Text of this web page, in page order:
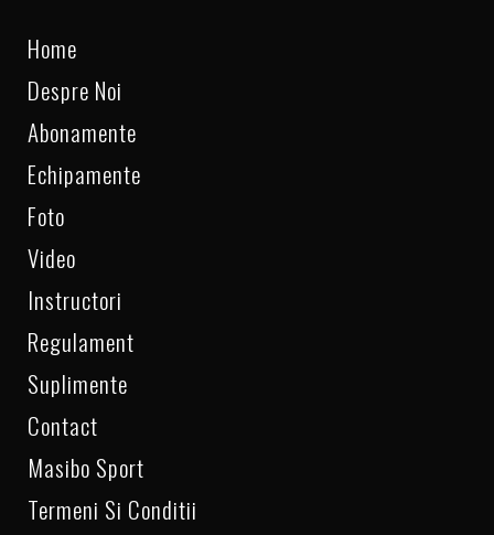
Home
Despre Noi
Abonamente
Echipamente
Foto
Video
Instructori
Regulament
Suplimente
Contact
Masibo Sport
Termeni Si Conditii